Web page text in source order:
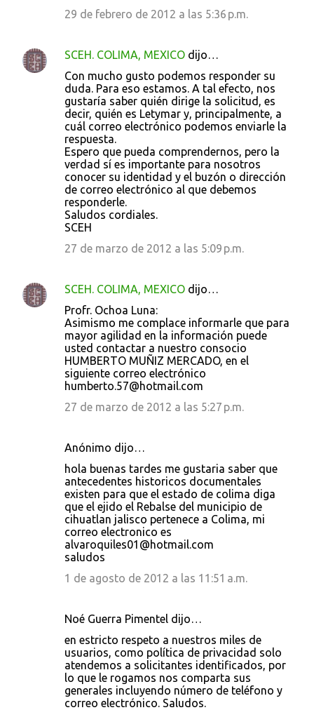
a
29 de febrero de 2012 a las 5:36 p.m.
SCEH. COLIMA, MEXICO dijo…
Con mucho gusto podemos responder su
duda. Para eso estamos. A tal efecto, nos
gustaría saber quién dirige la solicitud, es
decir, quién es Letymar y, principalmente, a
cuál correo electrónico podemos enviarle la
respuesta.
Espero que pueda comprendernos, pero la
verdad sí es importante para nosotros
conocer su identidad y el buzón o dirección
de correo electrónico al que debemos
responderle.
Saludos cordiales.
SCEH
27 de marzo de 2012 a las 5:09 p.m.
SCEH. COLIMA, MEXICO dijo…
Profr. Ochoa Luna:
Asimismo me complace informarle que para
mayor agilidad en la información puede
usted contactar a nuestro consocio
HUMBERTO MUÑIZ MERCADO, en el
siguiente correo electrónico
humberto.57@hotmail.com
27 de marzo de 2012 a las 5:27 p.m.
Anónimo dijo…
hola buenas tardes me gustaria saber que
antecedentes historicos documentales
existen para que el estado de colima diga
que el ejido el Rebalse del municipio de
cihuatlan jalisco pertenece a Colima, mi
correo electronico es
alvaroquiles01@hotmail.com
saludos
1 de agosto de 2012 a las 11:51 a.m.
Noé Guerra Pimentel dijo…
en estricto respeto a nuestros miles de
usuarios, como política de privacidad solo
atendemos a solicitantes identificados, por
lo que le rogamos nos comparta sus
generales incluyendo número de teléfono y
correo electrónico. Saludos.